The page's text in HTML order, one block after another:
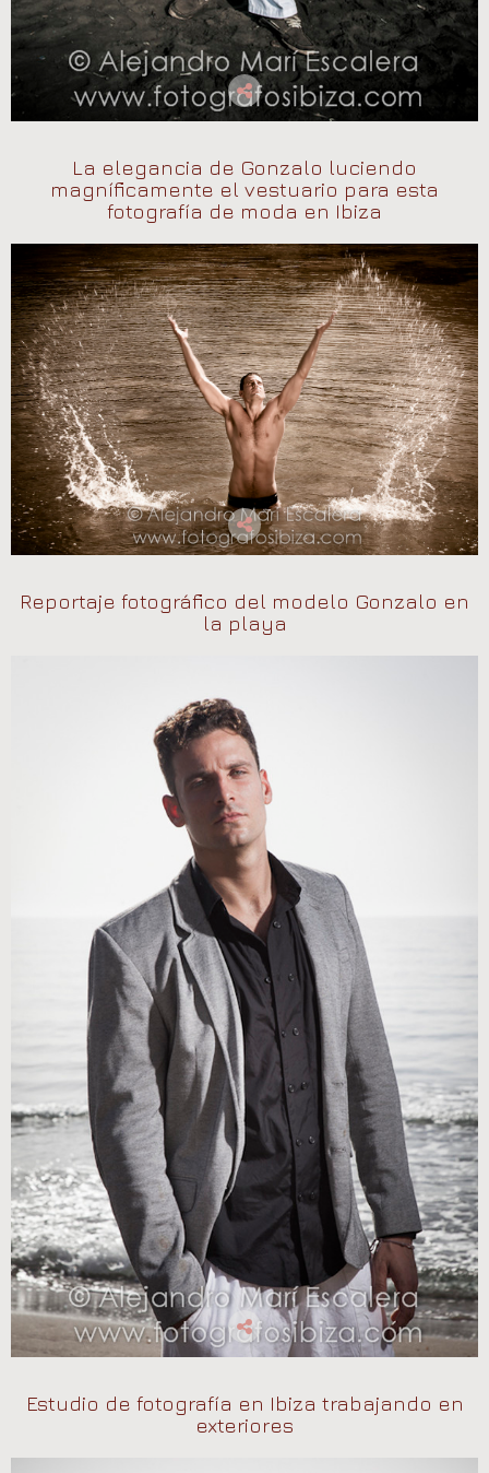
La elegancia de Gonzalo luciendo
magníficamente el vestuario para esta
fotografía de moda en Ibiza
Reportaje fotográfico del modelo Gonzalo en
la playa
Estudio de fotografía en Ibiza trabajando en
exteriores